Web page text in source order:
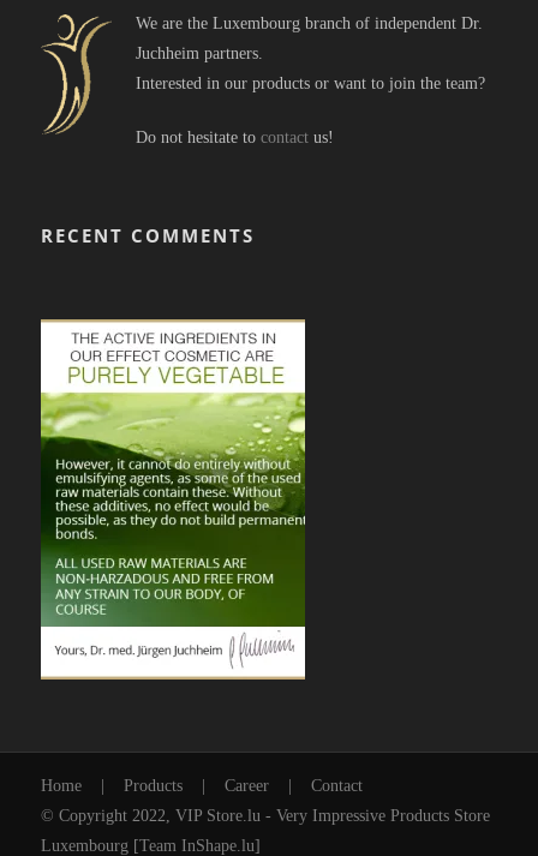
We are the Luxembourg branch of independent Dr.
Juchheim partners.
Interested in our products or want to join the team?
Do not hesitate to contact us!
RECENT COMMENTS
Home Products Career
Contact
© Copyright 2022, VIP Store.lu - Very Impressive Products Store
Luxembourg [Team InShape.lu]